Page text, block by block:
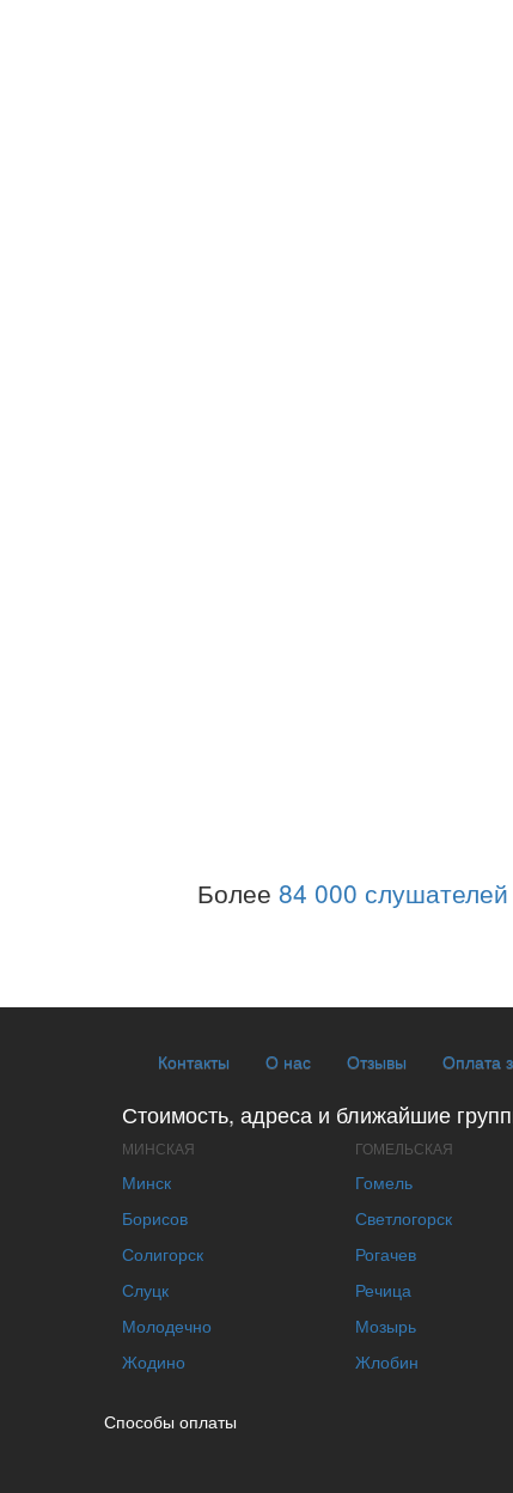
Более 84 000 слушателей
Контакты О нас Отзывы Оплата
Стоимость, адреса и ближайшие
МИНСКАЯ
Минск
Борисов
Солигорск
Слуцк
Молодечно
Жодино
ГОМЕЛЬСКАЯ
Гомель
Светлогорск
Рогачев
Речица
Мозырь
Жлобин
Способы оплаты